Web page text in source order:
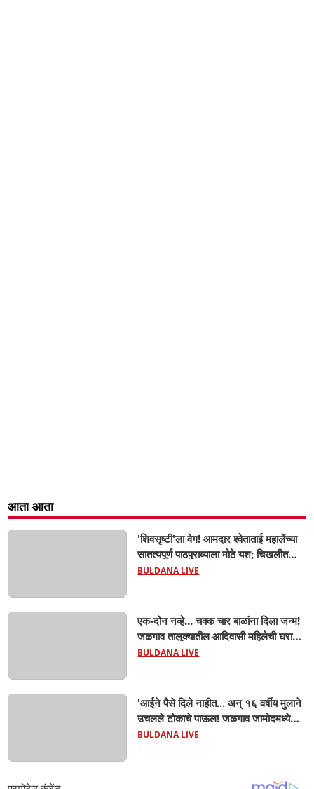
आता आता
'शिवसृष्टी'ला वेग! आमदार श्वेताताई महालेंच्या
सातत्यपूर्ण पाठपुराव्याला मोठे यश; चिखलीत
साकारणार ६५ कोटींचा भव्य 'छत्रपती शिवाजी
BULDANA LIVE
एक-दोन नव्हे... चक्क चार बाळांना दिला जन्म!
जळगाव तालुक्यातील आदिवासी महिलेची घरातच
प्रसूती; आता झाली ७ लेकरांची माय ! वैद्यकीय
BULDANA LIVE
'आईने पैसे दिले नाहीत... अन् १६ वर्षीय मुलाने
उचलले टोकाचे पाऊल! जळगाव जामोदमध्ये
खळबळ'! मुलांमधली सहनशीलता संपली काय?
BULDANA LIVE